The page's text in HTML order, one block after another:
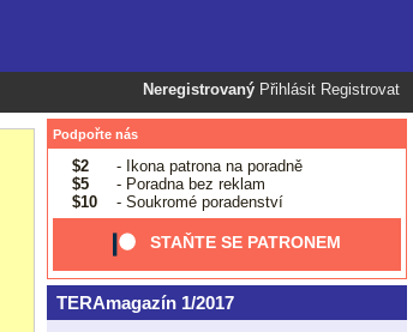
Neregistrovaný Přihlásit Registrovat
Podpořte nás
$2
- Ikona patrona na poradně
$5
- Poradna bez reklam
$10
- Soukromé poradenství
STAŇTE SE PATRONEM
TERAmagazín 1/2017